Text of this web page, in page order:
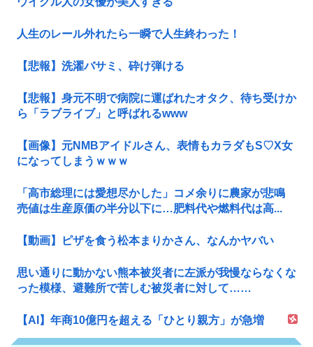
人生のレール外れたら一瞬で人生終わった！
【悲報】洗濯バサミ、砕け弾ける
【悲報】身元不明で病院に運ばれたオタク、待ち受けか
ら「ラブライブ」と呼ばれるwww
【画像】元NMBアイドルさん、表情もカラダもS♡X女
になってしまうｗｗｗ
「高市総理には愛想尽かした」コメ余りに農家が悲鳴
売値は生産原価の半分以下に…肥料代や燃料代は高...
【動画】ピザを食う松本まりかさん、なんかヤバい
思い通りに動かない熊本被災者に左派が我慢ならなくな
った模様、避難所で苦しむ被災者に対して……
【AI】年商10億円を超える「ひとり親方」が急増